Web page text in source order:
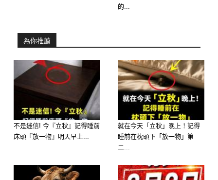
人際關係：
會開始明顯減少不必要的社交，留下真
正重要的人。
心態轉變：
屬羊人在這時候會變得更清醒，開始懂
得「善良要有界線」。
輕鬆，不再被情緒與人情綁住。
的...
為你推薦
不是迷信! 今『立秋』記得睡前
床頭『放一物』明天早上...
就在今天「立秋」晚上！記得
睡前在枕頭下「放一物」第
二...